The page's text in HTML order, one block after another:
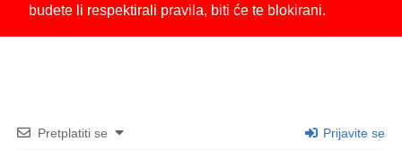
budete li respektirali pravila, biti će te blokirani.
Pretplatiti se Prijavite se